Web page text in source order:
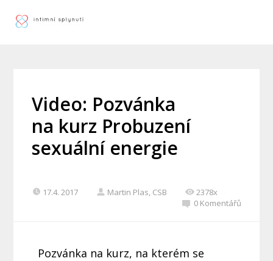
Video: Pozvánka
na kurz Probuzení
sexuální energie
17.4. 2017 Martin Plas, CSB
2378x
0 Komentářů
Pozvánka na kurz, na kterém se